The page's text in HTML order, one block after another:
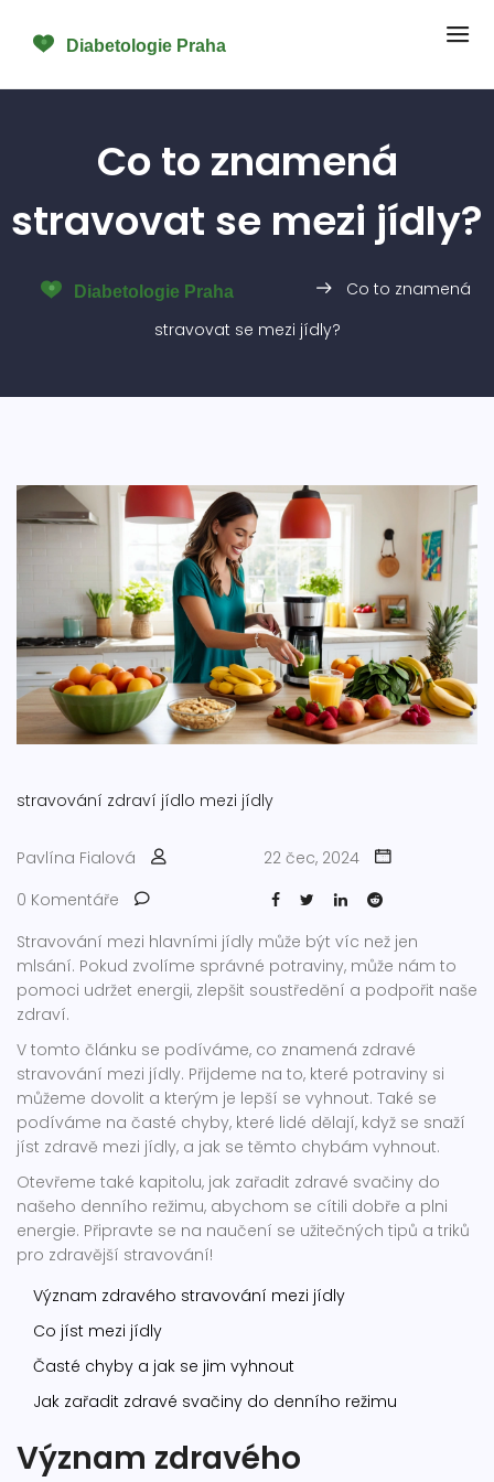
Co to znamená
stravovat se mezi jídly?
Co to znamená
stravovat se mezi jídly?
stravování zdraví jídlo mezi jídly
Pavlína Fialová
22 čec, 2024
0 Komentáře
Stravování mezi hlavními jídly může být víc než jen
mlsání. Pokud zvolíme správné potraviny, může nám to
pomoci udržet energii, zlepšit soustředění a podpořit naše
zdraví.
V tomto článku se podíváme, co znamená zdravé
stravování mezi jídly. Přijdeme na to, které potraviny si
můžeme dovolit a kterým je lepší se vyhnout. Také se
podíváme na časté chyby, které lidé dělají, když se snaží
jíst zdravě mezi jídly, a jak se těmto chybám vyhnout.
Otevřeme také kapitolu, jak zařadit zdravé svačiny do
našeho denního režimu, abychom se cítili dobře a plni
energie. Připravte se na naučení se užitečných tipů a triků
pro zdravější stravování!
Význam zdravého stravování mezi jídly
Co jíst mezi jídly
Časté chyby a jak se jim vyhnout
Jak zařadit zdravé svačiny do denního režimu
Význam zdravého